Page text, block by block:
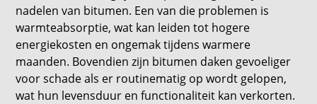
nadelen van bitumen. Een van die problemen is
warmteabsorptie, wat kan leiden tot hogere
energiekosten en ongemak tijdens warmere
maanden. Bovendien zijn bitumen daken gevoeliger
voor schade als er routinematig op wordt gelopen,
wat hun levensduur en functionaliteit kan verkorten.